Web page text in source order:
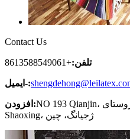
Contact Us
تلفن:+8613588549061
ایمیل-:
افزودن:NO 193 Qianjin، روستای Qunxian، شهر Qixian، Keqiao،
Shaoxing، ژجیانگ، چین